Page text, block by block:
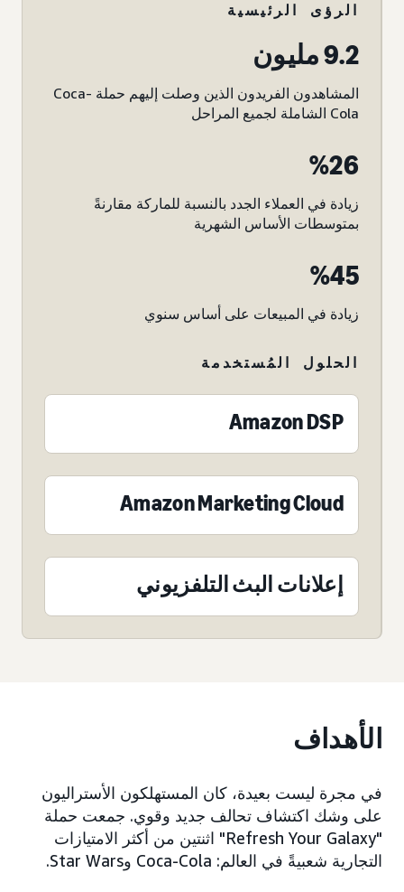
الرؤى الرئيسية
9.2 مليون
المشاهدون الفريدون الذين وصلت إليهم حملة Coca-
Cola الشاملة لجميع المراحل
26‏%
زيادة في العملاء الجدد بالنسبة للماركة مقارنةً
بمتوسطات الأساس الشهرية
%45
زيادة في المبيعات على أساس سنوي
الحلول المُستخدمة
Amazon DSP
Amazon Marketing Cloud
إعلانات البث التلفزيوني
الأهداف
في مجرة ليست بعيدة، كان المستهلكون الأستراليون
على وشك اكتشاف تحالف جديد وقوي. جمعت حملة
"Refresh Your Galaxy" اثنتين من أكثر الامتيازات
التجارية شعبيةً في العالم: Coca-Cola وStar Wars.